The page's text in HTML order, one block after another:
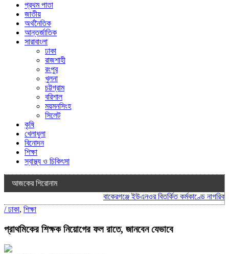
প্রথম পাতা
জাতীয়
অর্থনৈতিক
আন্তর্জাতিক
সারাবাংলা
ঢাকা
রাজশাহী
রংপুর
খুলনা
চট্টগ্রাম
বরিশাল
ময়মনসিংহ
সিলেট
কৃষি
খেলাধুলা
বিনোদন
শিক্ষা
স্বাস্থ্য ও চিকিৎসা
আজকের শিরোনাম
বাকেরগঞ্জে ইউএনওর বিতর্কিত কর্মকাণ্ডে নাগরিক
/ঢাকা, শিক্ষা
প্রাথমিকের শিক্ষক নিয়োগের ফল রাতে, জানবেন যেভাবে